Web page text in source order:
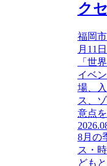
ク
福岡
月11
「世
イベ
場、
ス、
意点
8月の
ス・
ども